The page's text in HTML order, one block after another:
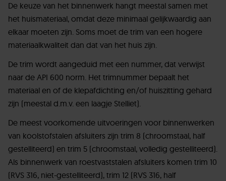
De keuze van het binnenwerk hangt meestal samen met
het huismateriaal, omdat deze minimaal gelijkwaardig aan
elkaar moeten zijn. Soms moet de trim van een hogere
materiaalkwaliteit dan dat van het huis zijn.
De trim wordt aangeduid met een nummer, dat verwijst
naar de API 600 norm. Het trimnummer bepaalt het
materiaal en of de klepafdichting en/of huiszitting gehard
zijn (meestal d.m.v. een laagje Stelliet).
De meest voorkomende uitvoeringen voor binnenwerken
van koolstofstalen afsluiters zijn trim 8 (chroomstaal, half
gestelliteerd) en trim 5 (chroomstaal, volledig gestelliteerd).
Als binnenwerk van roestvaststalen afsluiters komen trim 10
(RVS 316, niet-gestelliteerd), trim 12 (RVS 316, half